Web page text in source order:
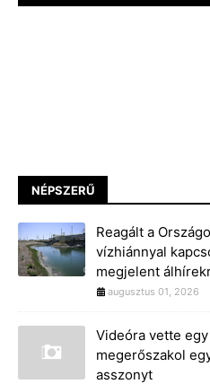
NÉPSZERŰ
Reagált a
vízhiánnyal
megjelent
augusztus 01, 2026
Videóra vette
megerőszakol
asszonyt